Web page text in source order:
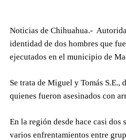
Noticias de Chihuahua.-
identidad de dos hombres que
ejecutados en el municipio de
Se trata de Miguel y Tomás S.E.,
quienes fueron asesinados con
En la región desde hace casi dos
varios enfrentamientos entre